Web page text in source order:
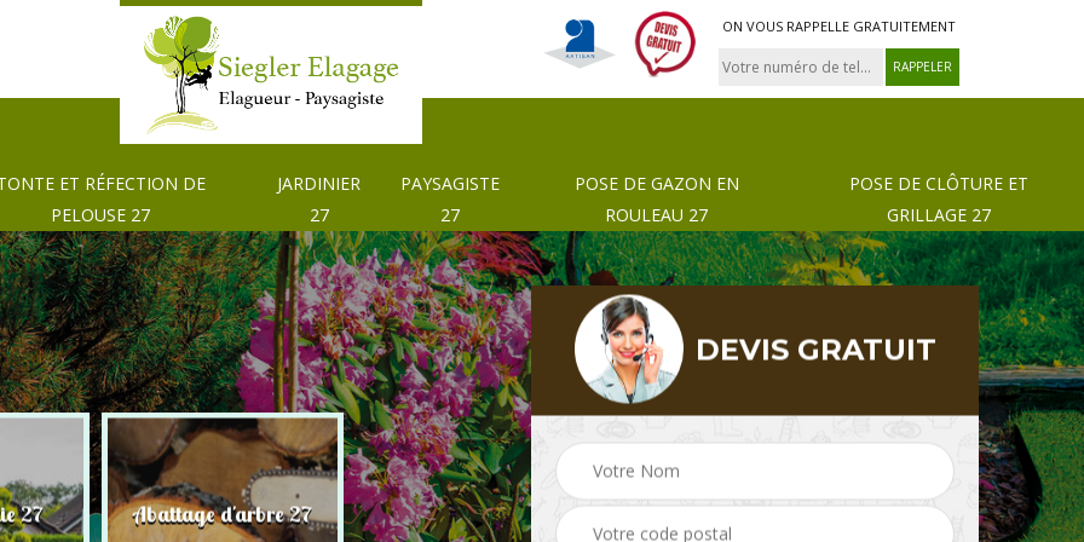
ON VOUS RAPPELLE GRATUITEMENT
ET RÉFECTION DE
PELOUSE 27
JARDINIER
27
PAYSAGISTE
27
POSE DE GAZON EN
ROULEAU 27
POSE DE CLÔTURE ET
GRILLAGE 27
27 Abattage d'arbre 27 Tonte et réfection de
pelouse 27 Paysagiste 27 Pose de gazon en
rouleau 27
DEVIS GRATUIT